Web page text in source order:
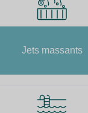
Jets massants